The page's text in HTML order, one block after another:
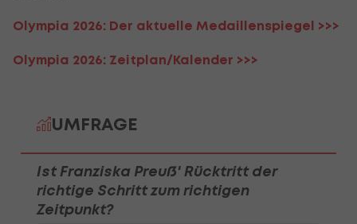
Olympia 2026: Der aktuelle Medaillenspiegel >>>
Olympia 2026: Zeitplan/Kalender >>>